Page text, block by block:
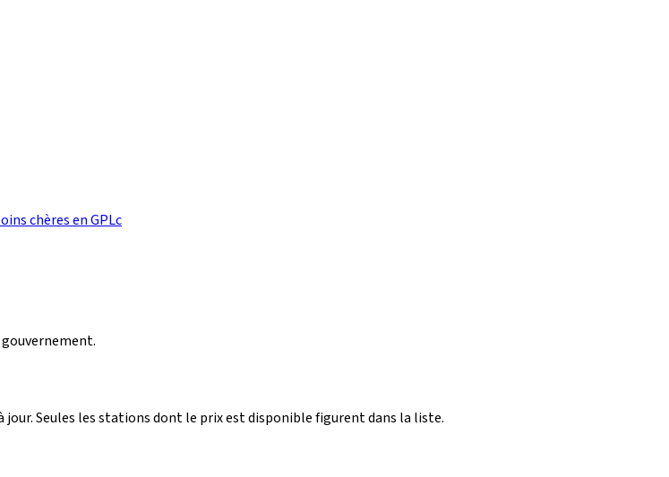
chères en GPLc
Seules les stations dont le prix est disponible figurent dans la liste.